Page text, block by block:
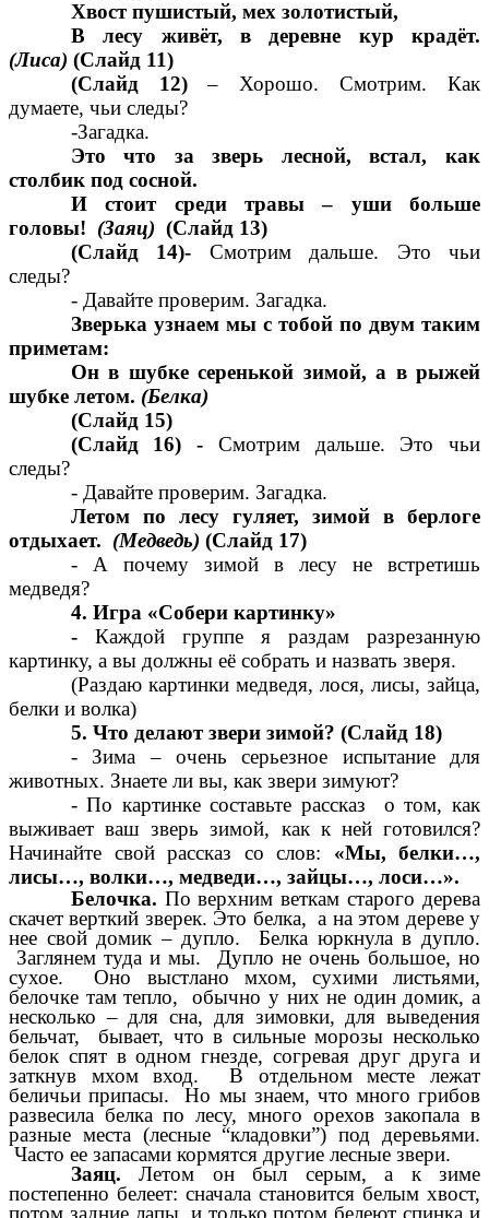
Хвост пушистый, мех золотистый,
В лесу живёт, в деревне кур крадёт.
(Лиса) (Слайд 11)
(Слайд 12)– Хорошо. Смотрим. Как
думаете, чьи следы?
-Загадка.
Это что за зверь лесной, встал, как
столбик под сосной.
И стоит среди травы – уши больше
головы! (Заяц) (Слайд 13)
(Слайд 14)- Смотрим дальше. Это чьи
следы?
- Давайте проверим. Загадка.
Зверька узнаем мы с тобой по двум таким
приметам:
Он в шубке серенькой зимой, а в рыжей
шубке летом. (Белка)
(Слайд 15)
(Слайд 16) - Смотрим дальше. Это чьи
следы?
- Давайте проверим. Загадка.
Летом по лесу гуляет, зимой в берлоге
отдыхает. (Медведь) (Слайд 17)
- А почему зимой в лесу не встретишь
медведя?
4. Игра «Собери картинку»
- Каждой группе я раздам разрезанную
картинку, а вы должны её собрать и назвать зверя.
(Раздаю картинки медведя, лося, лисы, зайца,
белки и волка)
5. Что делают звери зимой? (Слайд 18)
- Зима – очень серьезное испытание для
животных. Знаете ли вы, как звери зимуют?
- По картинке составьте рассказ о том, как
выживает ваш зверь зимой, как к ней готовился?
Начинайте свой рассказ со слов: «Мы, белки…,
лисы…, волки…, медведи…, зайцы…, лоси…».
Белочка. По верхним веткам старого дерева
скачет верткий зверек. Это белка, а на этом дереве у
нее свой домик – дупло. Белка юркнула в дупло.
Заглянем туда и мы. Дупло не очень большое, но
сухое. Оно выстлано мхом, сухими листьями,
белочке там тепло, обычно у них не один домик, а
несколько – для сна, для зимовки, для выведения
бельчат, бывает, что в сильные морозы несколько
белок спят в одном гнезде, согревая друг друга и
заткнув мхом вход. В отдельном месте лежат
беличьи припасы. Но мы знаем, что много грибов
развесила белка по лесу, много орехов закопала в
разные места (лесные “кладовки”) под деревьями.
Часто ее запасами кормятся другие лесные звери.
Заяц. Летом он был серым, а к зиме
постепенно белеет: сначала становится белым хвост,
потом задние лапы, и только потом белеют спинка и